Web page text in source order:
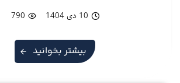
10 دی 1404 790
بیشتر بخوانید